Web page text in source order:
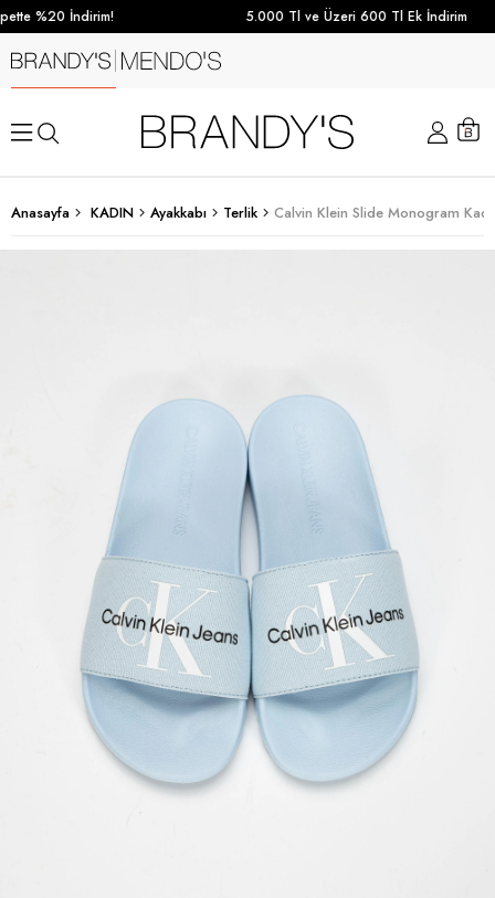
%20 İndirim! 5.000 Tl ve Üzeri 600 Tl Ek İndirim
Anasayfa KADIN Ayakkabı Terlik Calvin Klein Slide Monogram